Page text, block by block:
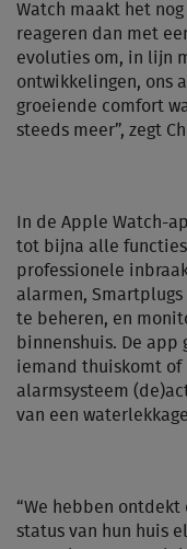
Watch maakt het
reageren dan met
evoluties om, in lijn
ontwikkelingen, ons
groeiende comfort
steeds meer”, zegt
In de Apple Watch-
tot bijna alle
professionele
alarmen,
te beheren, en
binnenshuis. De
iemand thuiskomt of
alarmsysteem
van een
“We hebben
status van hun huis